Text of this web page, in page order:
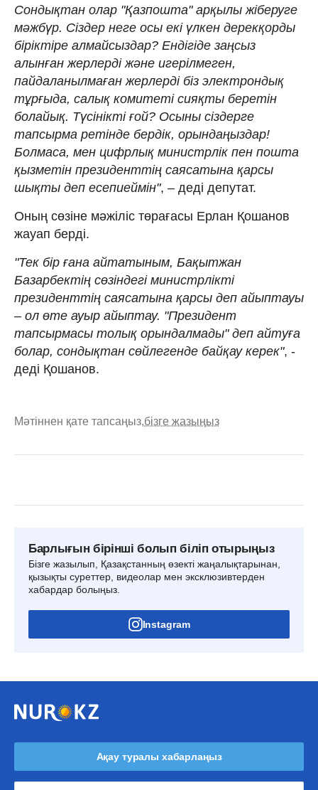
Сондықтан олар "Қазпошта" арқылы жіберуге
мәжбүр. Сіздер неге осы екі үлкен дерекқорды
біріктіре алмайсыздар? Ендігіде заңсыз
алынған жерлерді және игерілмеген,
пайдаланылмаған жерлерді біз электрондық
тұрғыда, салық комитеті сияқты беретін
болайық. Түсінікті ғой? Осыны сіздерге
тапсырма ретінде бердік, орындаңыздар!
Болмаса, мен цифрлық министрлік пен пошта
қызметін президенттің саясатына қарсы
шықты деп есепиеймін", – деді депутат.
Оның сөзіне мәжіліс төрағасы Ерлан Қошанов
жауап берді.
"Тек бір ғана айтатыным, Бақытжан
Базарбектің сөзіндегі министрлікті
президенттің саясатына қарсы деп айыптауы
– ол өте ауыр айыптау. "Президент
тапсырмасы толық орындалмады" деп айтуға
болар, сондықтан сөйлегенде байқау керек", -
деді Қошанов.
Мәтіннен қате тапсаңыз,бізге жазыңыз
Барлығын бірінші болып біліп отырыңыз
Бізге жазылып, Қазақстанның өзекті жаңалықтарынан,
қызықты суреттер, видеолар мен эксклюзивтерден
хабардар болыңыз.
Instagram
Ақау туралы хабарлаңыз